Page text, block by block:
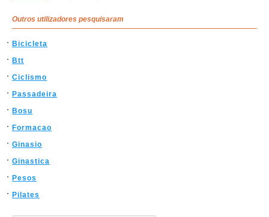
Outros utilizadores pesquisaram
Bicicleta
Btt
Ciclismo
Passadeira
Bosu
Formacao
Ginasio
Ginastica
Pesos
Pilates